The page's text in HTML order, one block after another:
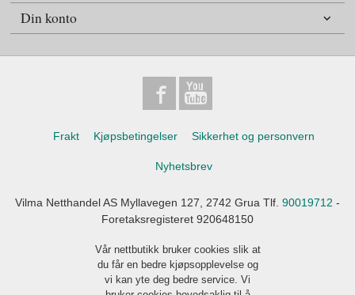
Din konto
Frakt Kjøpsbetingelser Sikkerhet og personvern
Nyhetsbrev
Vilma Netthandel AS Myllavegen 127, 2742 Grua Tlf. 90019712 -
Foretaksregisteret 920648150
Vår nettbutikk bruker cookies slik at
du får en bedre kjøpsopplevelse og
vi kan yte deg bedre service. Vi